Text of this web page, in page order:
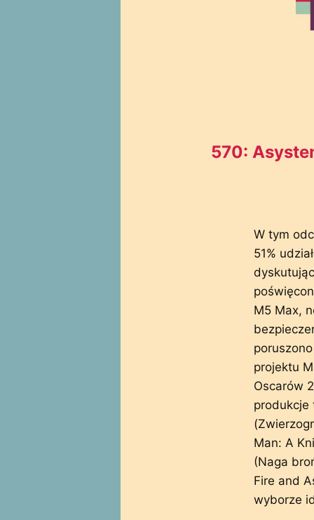
570:
W tym
51%
M5 Max,
projektu
Oscarów
produkcje
Man: A
(Naga
Fire and
wyborze